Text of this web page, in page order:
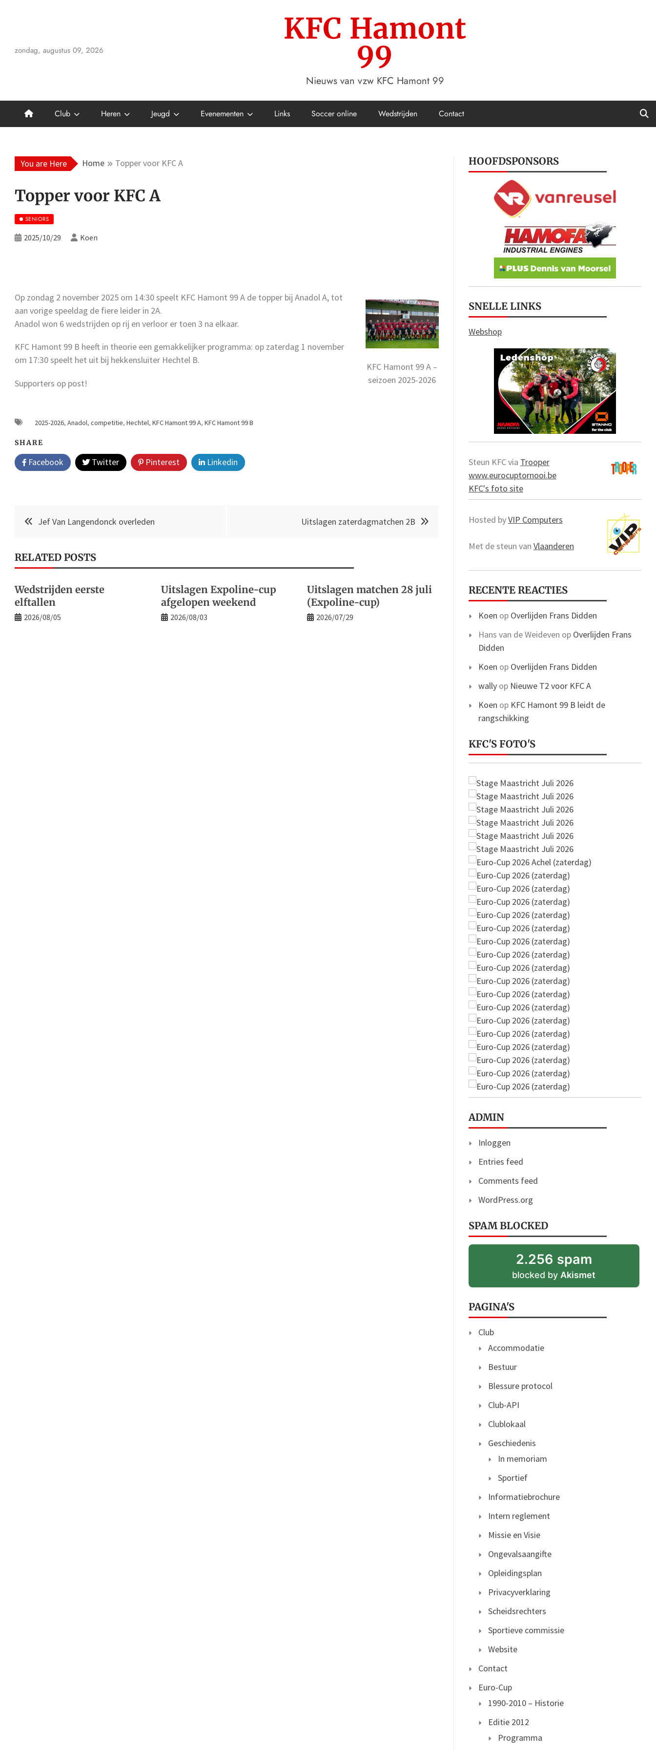
zondag, augustus 09, 2026
KFC Hamont
99
Nieuws van vzw KFC Hamont 99
Club Heren Jeugd Evenementen Links Soccer online Wedstrijden Contact
You are Here Home Topper voor KFC A
Topper voor KFC A
SENIORS
2025/10/29 Koen
KFC Hamont 99 A –
seizoen 2025-2026
Op zondag 2 november 2025 om 14:30 speelt KFC Hamont 99 A de topper bij Anadol A, tot
aan vorige speeldag de fiere leider in 2A.
Anadol won 6 wedstrijden op rij en verloor er toen 3 na elkaar.
KFC Hamont 99 B heeft in theorie een gemakkelijker programma: op zaterdag 1 november
om 17:30 speelt het uit bij hekkensluiter Hechtel B.
Supporters op post!
2025-2026, Anadol, competitie, Hechtel, KFC Hamont 99 A, KFC Hamont 99 B
SHARE
Facebook Twitter Pinterest Linkedin
Post Jef Van Langendonck overleden Uitslagen zaterdagmatchen 2B
RELATED POSTS
Wedstrijden eerste
elftallen
2026/08/05
Uitslagen Expoline-cup
afgelopen weekend
2026/08/03
Uitslagen matchen 28 juli
(Expoline-cup)
2026/07/29
HOOFDSPONSORS
SNELLE LINKS
Webshop
Steun KFC via Trooper
www.eurocuptornooi.be
KFC's foto site
Hosted byVIP Computers
Met de steun van Vlaanderen
RECENTE REACTIES
Koen op Overlijden Frans Didden
Hans van de Weideven op Overlijden Frans
Didden
Koen op Overlijden Frans Didden
wallyop Nieuwe T2 voor KFC A
Koen op KFC Hamont 99 B leidt de
rangschikking
KFC'S FOTO'S
ADMIN
Inloggen
Entries feed
Comments feed
WordPress.org
SPAM BLOCKED
2.256 spam
blocked byAkismet
PAGINA'S
Club
Accommodatie
Bestuur
Blessure protocol
Club-API
Clublokaal
Geschiedenis
In memoriam
Sportief
Informatiebrochure
Intern reglement
Missie en Visie
Ongevalsaangifte
Opleidingsplan
Privacyverklaring
Scheidsrechters
Sportieve commissie
Website
Contact
Euro-Cup
1990-2010 – Historie
Editie 2012
Programma